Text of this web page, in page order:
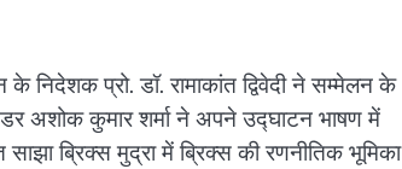
प्रो. डॉ. रामाकांत द्विवेदी ने सम्मेलन के
अशोक कुमार शर्मा ने अपने उद्घाटन भाषण में
ब्रिक्स मुद्रा में ब्रिक्स की रणनीतिक भूमिका